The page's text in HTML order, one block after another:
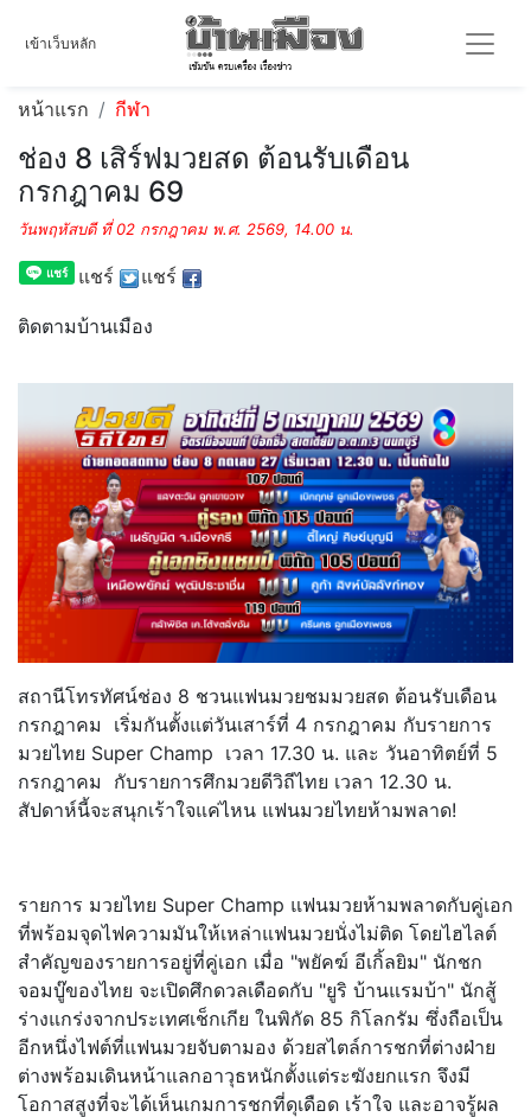
เข้าเว็บหลัก
หน้าแรก กีฬา
ช่อง 8 เสิร์ฟมวยสด ต้อนรับเดือน
กรกฎาคม 69
วันพฤหัสบดี ที่ 02 กรกฎาคม พ.ศ. 2569, 14.00 น.
แชร์ แชร์
ติดตามบ้านเมือง
สถานีโทรทัศน์ช่อง 8 ชวนแฟนมวยชมมวยสด ต้อนรับเดือน
กรกฎาคม เริ่มกันตั้งแต่วันเสาร์ที่ 4 กรกฎาคม กับรายการ
มวยไทย Super Champ เวลา 17.30 น. และ วันอาทิตย์ที่ 5
กรกฎาคม กับรายการศึกมวยดีวิถีไทย เวลา 12.30 น.
สัปดาห์นี้จะสนุกเร้าใจแค่ไหน แฟนมวยไทยห้ามพลาด!
รายการ มวยไทย Super Champ แฟนมวยห้ามพลาดกับคู่เอก
ที่พร้อมจุดไฟความมันให้เหล่าแฟนมวยนั่งไม่ติด โดยไฮไลต์
สำคัญของรายการอยู่ที่คู่เอก เมื่อ "พยัคฆ์ อีเกิ้ลยิม" นักชก
จอมบู๊ของไทย จะเปิดศึกดวลเดือดกับ "ยูริ บ้านแรมบ้า" นักสู้
ร่างแกร่งจากประเทศเช็กเกีย ในพิกัด 85 กิโลกรัม ซึ่งถือเป็น
อีกหนึ่งไฟต์ที่แฟนมวยจับตามอง ด้วยสไตล์การชกที่ต่างฝ่าย
ต่างพร้อมเดินหน้าแลกอาวุธหนักตั้งแต่ระฆังยกแรก จึงมี
โอกาสสูงที่จะได้เห็นเกมการชกที่ดุเดือด เร้าใจ และอาจรู้ผล